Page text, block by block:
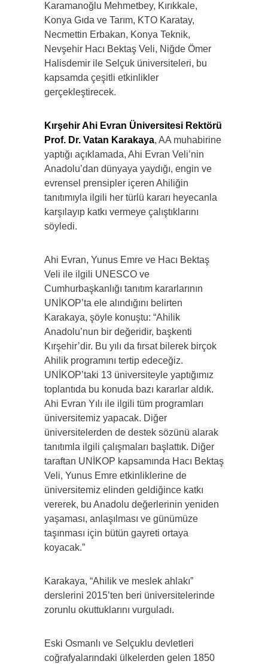
Karamanoğlu Mehmetbey, Kırıkkale,
Konya Gıda ve Tarım, KTO Karatay,
Necmettin Erbakan, Konya Teknik,
Nevşehir Hacı Bektaş Veli, Niğde Ömer
Halisdemir ile Selçuk üniversiteleri, bu
kapsamda çeşitli etkinlikler
gerçekleştirecek.
Kırşehir Ahi Evran Üniversitesi Rektörü
Prof. Dr. Vatan Karakaya, AA muhabirine
yaptığı açıklamada, Ahi Evran Veli’nin
Anadolu’dan dünyaya yaydığı, engin ve
evrensel prensipler içeren Ahiliğin
tanıtımıyla ilgili her türlü kararı heyecanla
karşılayıp katkı vermeye çalıştıklarını
söyledi.
Ahi Evran, Yunus Emre ve Hacı Bektaş
Veli ile ilgili UNESCO ve
Cumhurbaşkanlığı tanıtım kararlarının
UNİKOP’ta ele alındığını belirten
Karakaya, şöyle konuştu: “Ahilik
Anadolu’nun bir değeridir, başkenti
Kırşehir’dir. Bu yılı da fırsat bilerek birçok
Ahilik programını tertip edeceğiz.
UNİKOP’taki 13 üniversiteyle yaptığımız
toplantıda bu konuda bazı kararlar aldık.
Ahi Evran Yılı ile ilgili tüm programları
üniversitemiz yapacak. Diğer
üniversitelerden de destek sözünü alarak
tanıtımla ilgili çalışmaları başlattık. Diğer
taraftan UNİKOP kapsamında Hacı Bektaş
Veli, Yunus Emre etkinliklerine de
üniversitemiz elinden geldiğince katkı
vererek, bu Anadolu değerlerinin yeniden
yaşaması, anlaşılması ve günümüze
taşınması için bütün gayreti ortaya
koyacak.”
Karakaya, “Ahilik ve meslek ahlakı”
derslerini 2015’ten beri üniversitelerinde
zorunlu okuttuklarını vurguladı.
Eski Osmanlı ve Selçuklu devletleri
coğrafyalarındaki ülkelerden gelen 1850